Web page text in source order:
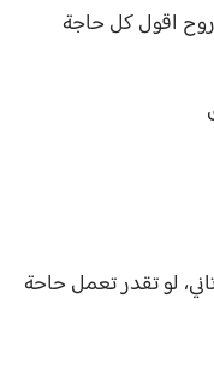
اقول كل حاجة
لو تقدر تعمل حاحة